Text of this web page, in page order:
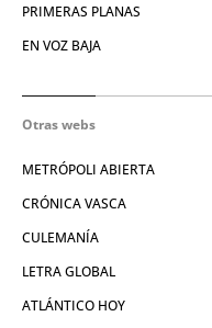
PRIMERAS PLANAS
EN VOZ BAJA
Otras webs
METRÓPOLI ABIERTA
CRÓNICA VASCA
CULEMANÍA
LETRA GLOBAL
ATLÁNTICO HOY